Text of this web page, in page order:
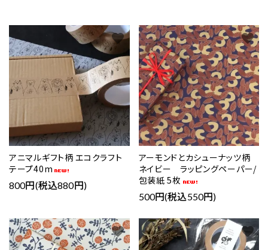
アニマルギフト柄 エコクラフト
テープ40m
800円(税込880円)
favorite
アーモンドとカシューナッツ柄
ネイビー ラッピングペーパー/
包装紙 5枚
500円(税込550円)
favorite
favorite favorite